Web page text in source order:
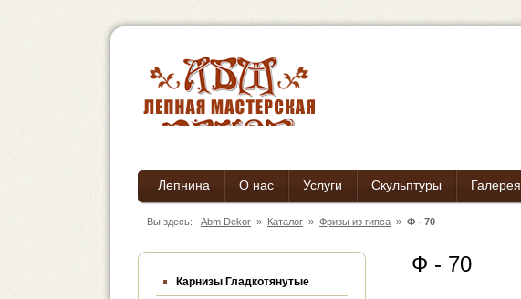
Лепнина О нас Услуги Скульптуры Галерея
Вы здесь: Abm Dekor » Каталог » Фризы из гипса » Ф - 70
Карнизы Гладкотянутые
Ф - 70